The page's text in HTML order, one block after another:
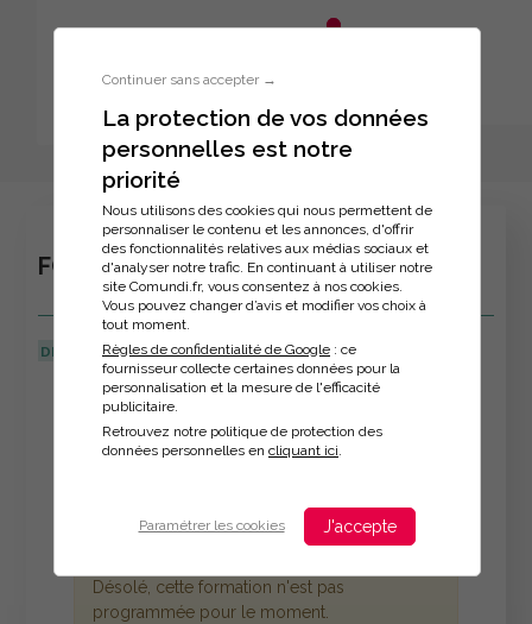
Continuer sans accepter →
La protection de vos données
personnelles est notre
priorité
Nous utilisons des cookies qui nous permettent de
personnaliser le contenu et les annonces, d'offrir
des fonctionnalités relatives aux médias sociaux et
d'analyser notre trafic. En continuant à utiliser notre
site Comundi.fr, vous consentez à nos cookies.
Vous pouvez changer d’avis et modifier vos choix à
tout moment.
Règles de confidentialité de Google : ce
fournisseur collecte certaines données pour la
personnalisation et la mesure de l'efficacité
publicitaire.
Retrouvez notre politique de protection des
données personnelles en cliquant ici
Paramétrer les cookies J'accepte
Inscription à la formation
FORMATION TUTEUR EN ENTREPRISE
DERNIÈRE MISE À JOUR :22/04/2024
Veuillez décrire votre situation
Désolé, cette formation n'est pas
programmée pour le moment.